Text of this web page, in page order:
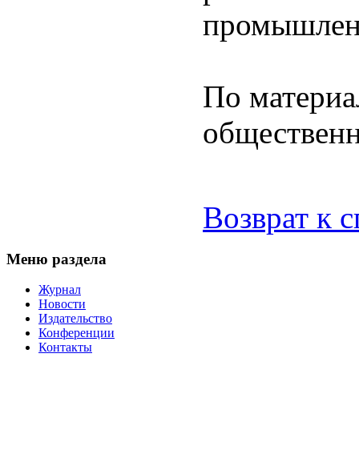
По
Возврат к
Меню раздела
Журнал
Новости
Издательство
Конференции
Контакты